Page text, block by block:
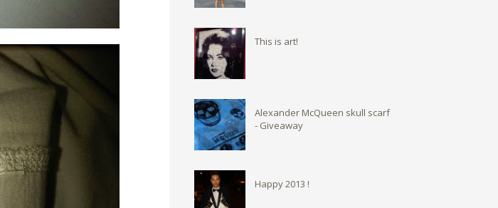
This is art!
Alexander McQueen skull scarf
- Giveaway
Happy 2013 !